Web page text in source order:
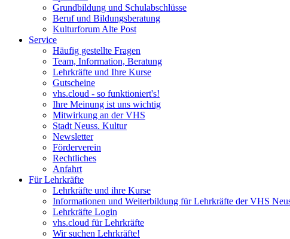
Grundbildung und Schulabschlüsse
Beruf und Bildungsberatung
Kulturforum Alte Post
Service
Häufig gestellte Fragen
Team, Information, Beratung
Lehrkräfte und Ihre Kurse
Gutscheine
vhs.cloud - so funktioniert's!
Ihre Meinung ist uns wichtig
Mitwirkung an der VHS
Stadt Neuss. Kultur
Newsletter
Förderverein
Rechtliches
Anfahrt
Für Lehrkräfte
Lehrkräfte und ihre Kurse
Informationen und Weiterbildung für Lehrkräfte der VHS
Lehrkräfte Login
vhs.cloud für Lehrkräfte
Wir suchen Lehrkräfte!